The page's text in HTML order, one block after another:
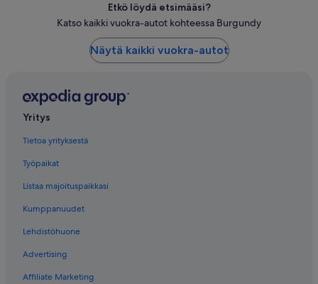
Etkö löydä etsimääsi?
Katso kaikki vuokra-autot kohteessa Burgundy
Näytä kaikki vuokra-autot
Yritys
Tietoa yrityksestä
Työpaikat
Listaa majoituspaikkasi
Kumppanuudet
Lehdistöhuone
Advertising
Affiliate Marketing